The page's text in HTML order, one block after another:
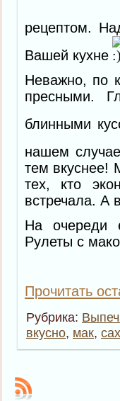
рецептом.
Вашей кухне
Неважно, по
пресными.
блинными
нашем
тем вкуснее!
тех, кто
встречала. А
На очереди
Рулеты с
Прочитать
Рубрика:
вкусно, мак,